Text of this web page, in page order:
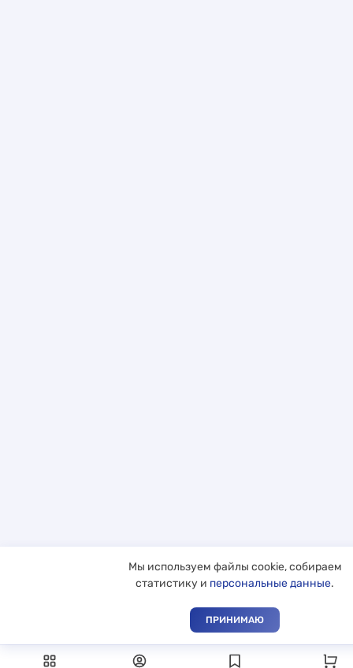
Мы используем файлы cookie, собираем
статистику и персональные данные.
ПРИНИМАЮ